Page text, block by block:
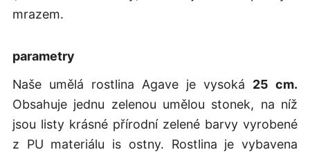
mrazem.
parametry
Naše umělá rostlina Agave je vysoká 25 cm.
Obsahuje jednu zelenou umělou stonek, na níž
jsou listy krásné přírodní zelené barvy vyrobené
z PU materiálu is ostny. Rostlina je vybavena